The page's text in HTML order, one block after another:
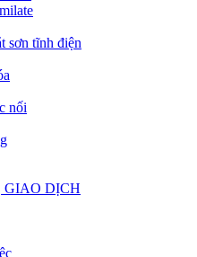
sơn tĩnh điện
nối
DỊCH